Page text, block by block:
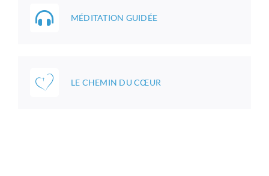
MÉDITATION GUIDÉE
LE CHEMIN DU CŒUR